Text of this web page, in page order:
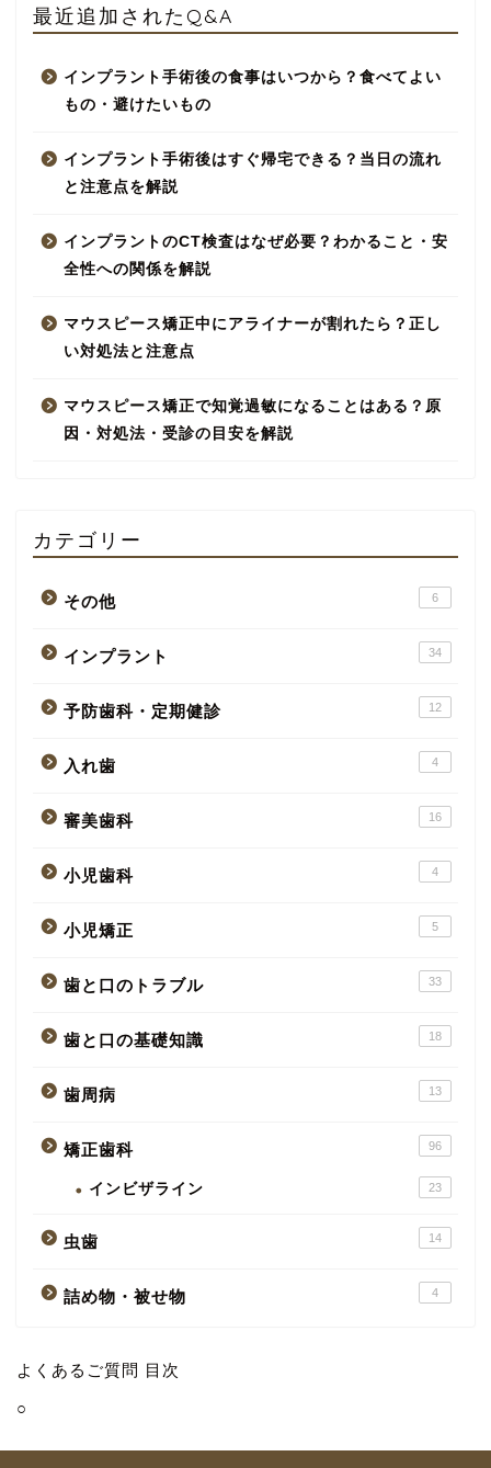
最近追加されたQ&A
インプラント手術後の食事はいつから？食べてよい
もの・避けたいもの
インプラント手術後はすぐ帰宅できる？当日の流れ
と注意点を解説
インプラントのCT検査はなぜ必要？わかること・安
全性への関係を解説
マウスピース矯正中にアライナーが割れたら？正し
い対処法と注意点
マウスピース矯正で知覚過敏になることはある？原
因・対処法・受診の目安を解説
カテゴリー
その他 6
インプラント 34
予防歯科・定期健診 12
入れ歯 4
審美歯科 16
小児歯科 4
小児矯正 5
歯と口のトラブル 33
歯と口の基礎知識 18
歯周病 13
矯正歯科 96
インビザライン 23
虫歯 14
詰め物・被せ物 4
よくあるご質問 目次
○